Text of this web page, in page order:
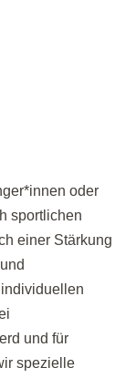
oder
sportlichen
einer Stärkung
und für
spezielle